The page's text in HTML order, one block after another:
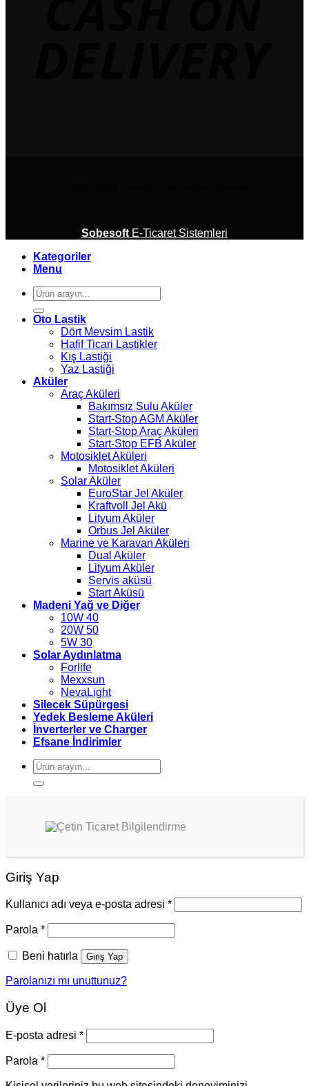
Sobesoft E-Ticaret Sistemleri
Kategoriler
Menu
Ara:
Oto Lastik
Dört Mevsim Lastik
Hafif Ticari Lastikler
Kış Lastiği
Yaz Lastiği
Aküler
Araç Aküleri
Bakımsız Sulu Aküler
Start-Stop AGM Aküler
Start-Stop Araç Aküleri
Start-Stop EFB Aküler
Motosiklet Aküleri
Motosiklet Aküleri
Solar Aküler
EuroStar Jel Aküler
Kraftvoll Jel Akü
Lityum Aküler
Orbus Jel Aküler
Marine ve Karavan Aküleri
Dual Aküler
Lityum Aküler
Servis aküsü
Start Aküsü
Madeni Yağ ve Diğer
10W 40
20W 50
5W 30
Solar Aydınlatma
Forlife
Mexxsun
NevaLight
Silecek Süpürgesi
Yedek Besleme Aküleri
İnverterler ve Charger
Efsane İndirimler
Ara:
Giriş Yap
Kullanıcı adı veya e-posta adresi *
Parola *
Beni hatırla Giriş Yap
Parolanızı mı unuttunuz?
Üye Ol
E-posta adresi *
Parola *